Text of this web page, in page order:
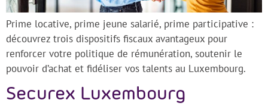
Prime locative, prime jeune salarié, prime participative :
découvrez trois dispositifs fiscaux avantageux pour
renforcer votre politique de rémunération, soutenir le
pouvoir d’achat et fidéliser vos talents au Luxembourg.
Securex Luxembourg